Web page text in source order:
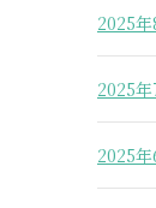
2025年
2025年
2025年